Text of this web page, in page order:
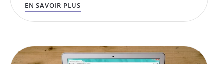
EN SAVOIR PLUS